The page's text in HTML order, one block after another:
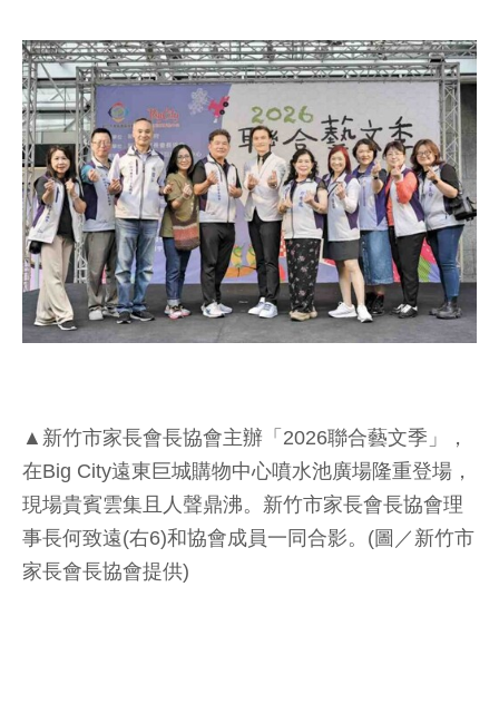
▲新竹市家長會長協會主辦「2026聯合藝文季」，
在Big City遠東巨城購物中心噴水池廣場隆重登場，
現場貴賓雲集且人聲鼎沸。新竹市家長會長協會理
事長何致遠(右6)和協會成員一同合影。(圖／新竹市
家長會長協會提供)